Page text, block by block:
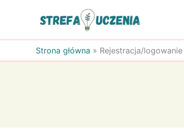
Strona główna » Rejestracja/logowanie